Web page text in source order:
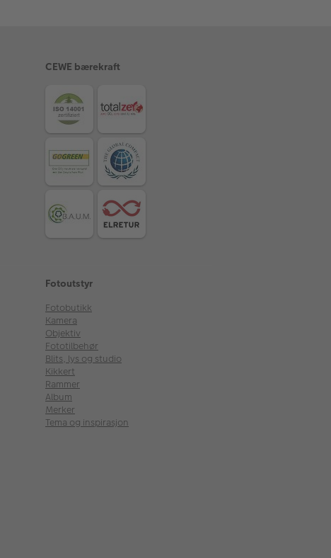
CEWE bærekraft
Fotoutstyr
Fotobutikk
Kamera
Objektiv
Fototilbehør
Blits, lys og studio
Kikkert
Rammer
Album
Merker
Tema og inspirasjon